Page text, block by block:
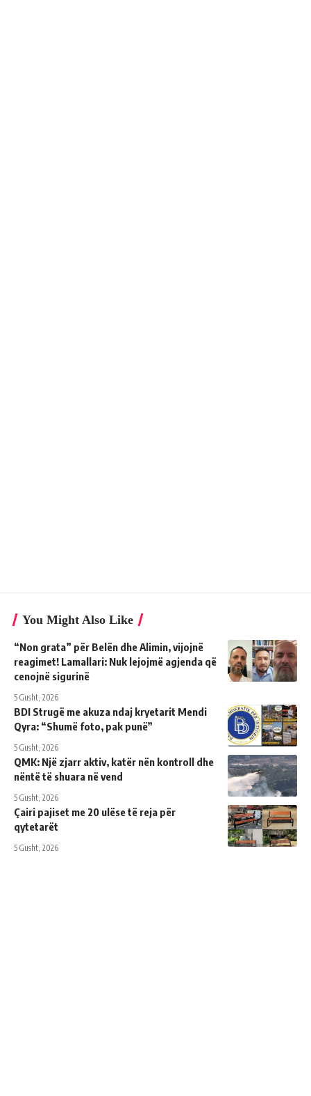
You Might Also Like
“Non grata” për Belën dhe Alimin, vijojnë
reagimet! Lamallari: Nuk lejojmë agjenda që
cenojnë sigurinë
5 Gusht, 2026
BDI Strugë me akuza ndaj kryetarit Mendi
Qyra: “Shumë foto, pak punë”
5 Gusht, 2026
QMK: Një zjarr aktiv, katër nën kontroll dhe
nëntë të shuara në vend
5 Gusht, 2026
Çairi pajiset me 20 ulëse të reja për
qytetarët
5 Gusht, 2026